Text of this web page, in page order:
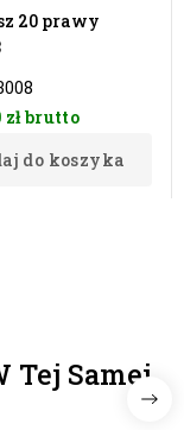
20 prawy
brutto
do koszyka
Tej Samej